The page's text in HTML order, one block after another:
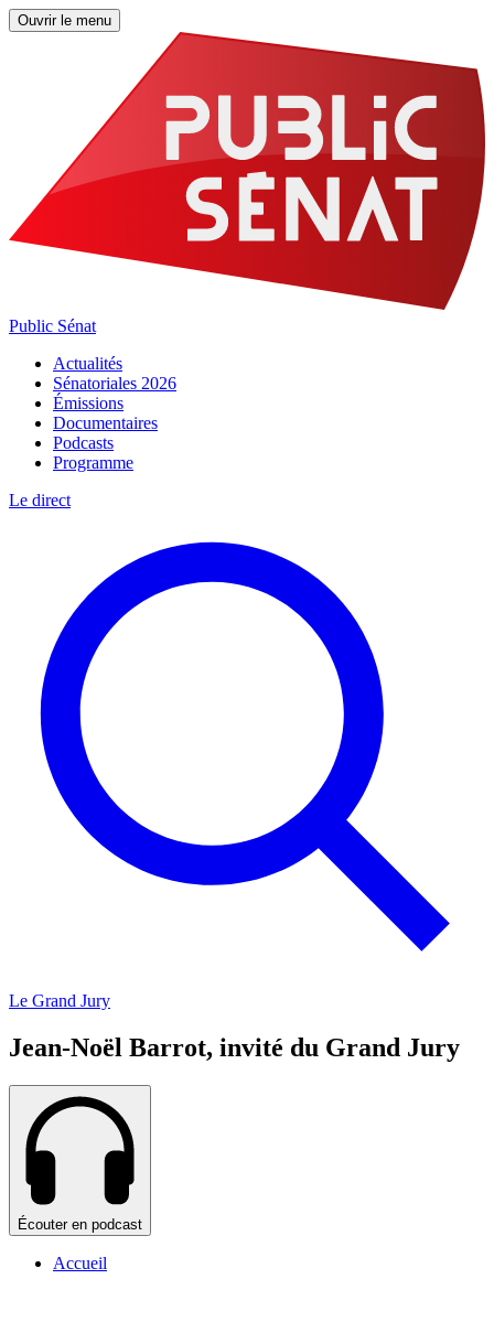
Ouvrir le menu
Public Sénat
Actualités
Sénatoriales 2026
Émissions
Documentaires
Podcasts
Programme
Le direct
Le Grand Jury
Jean-Noël Barrot, invité du Grand Jury
Écouter en podcast
Accueil